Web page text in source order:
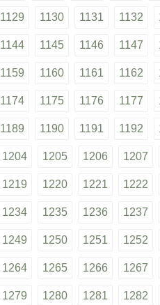
1129 1130 1131 1132
1144 1145 1146 1147
1159 1160 1161 1162
1174 1175 1176 1177
1189 1190 1191 1192
1204 1205 1206 1207
1219 1220 1221 1222
1234 1235 1236 1237
1249 1250 1251 1252
1264 1265 1266 1267
1279 1280 1281 1282